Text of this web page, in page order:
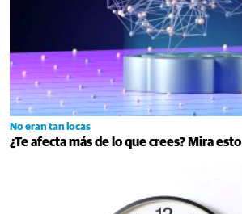
No eran tan locas
¿Te afecta más de lo que crees? Mira esto